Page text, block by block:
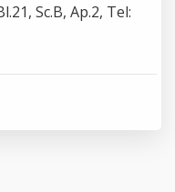
Sc.B, Ap.2, Tel: